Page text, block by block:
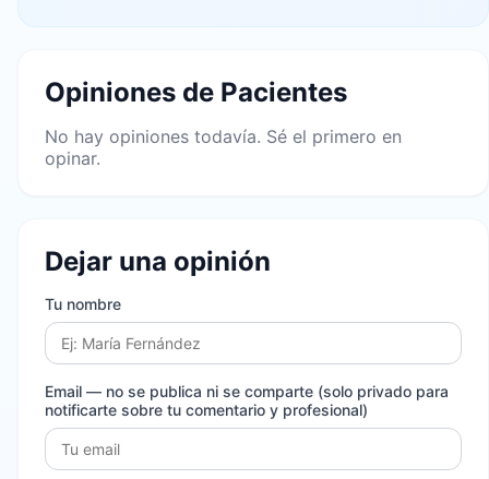
Opiniones de Pacientes
No hay opiniones todavía. Sé el primero en
opinar.
Dejar una opinión
Tu nombre
Email — no se publica ni se comparte (solo privado para
notificarte sobre tu comentario y profesional)